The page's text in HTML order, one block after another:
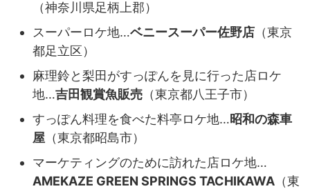
（神奈川県足柄上郡）
スーパーロケ地…ベニースーパー佐野店 （東京
都足立区）
麻理鈴と梨田がすっぽんを見に行った店ロケ
地…吉田観賞魚販売 （東京都八王子市）
すっぽん料理を食べた料亭ロケ地…昭和の森車
屋 （東京都昭島市）
マーケティングのために訪れた店ロケ地…
AMEKAZE GREEN SPRINGS TACHIKAWA （東